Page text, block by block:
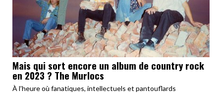
Mais qui sort encore un album de country rock
en 2023 ? The Murlocs
À l’heure où fanatiques, intellectuels et pantouflards